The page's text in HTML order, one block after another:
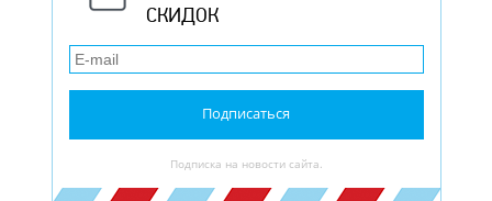
СКИДОК
Подписаться
Подписка на новости сайта.